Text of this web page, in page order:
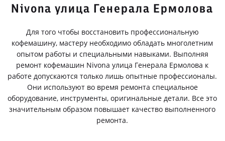
Nivona улица Генерала Ермолова
Для того чтобы восстановить профессиональную
кофемашину, мастеру необходимо обладать многолетним
опытом работы и специальными навыками. Выполняя
ремонт кофемашин Nivona улица Генерала Ермолова к
работе допускаются только лишь опытные профессионалы.
Они используют во время ремонта специальное
оборудование, инструменты, оригинальные детали. Все это
значительным образом повышает качество выполненного
ремонта.